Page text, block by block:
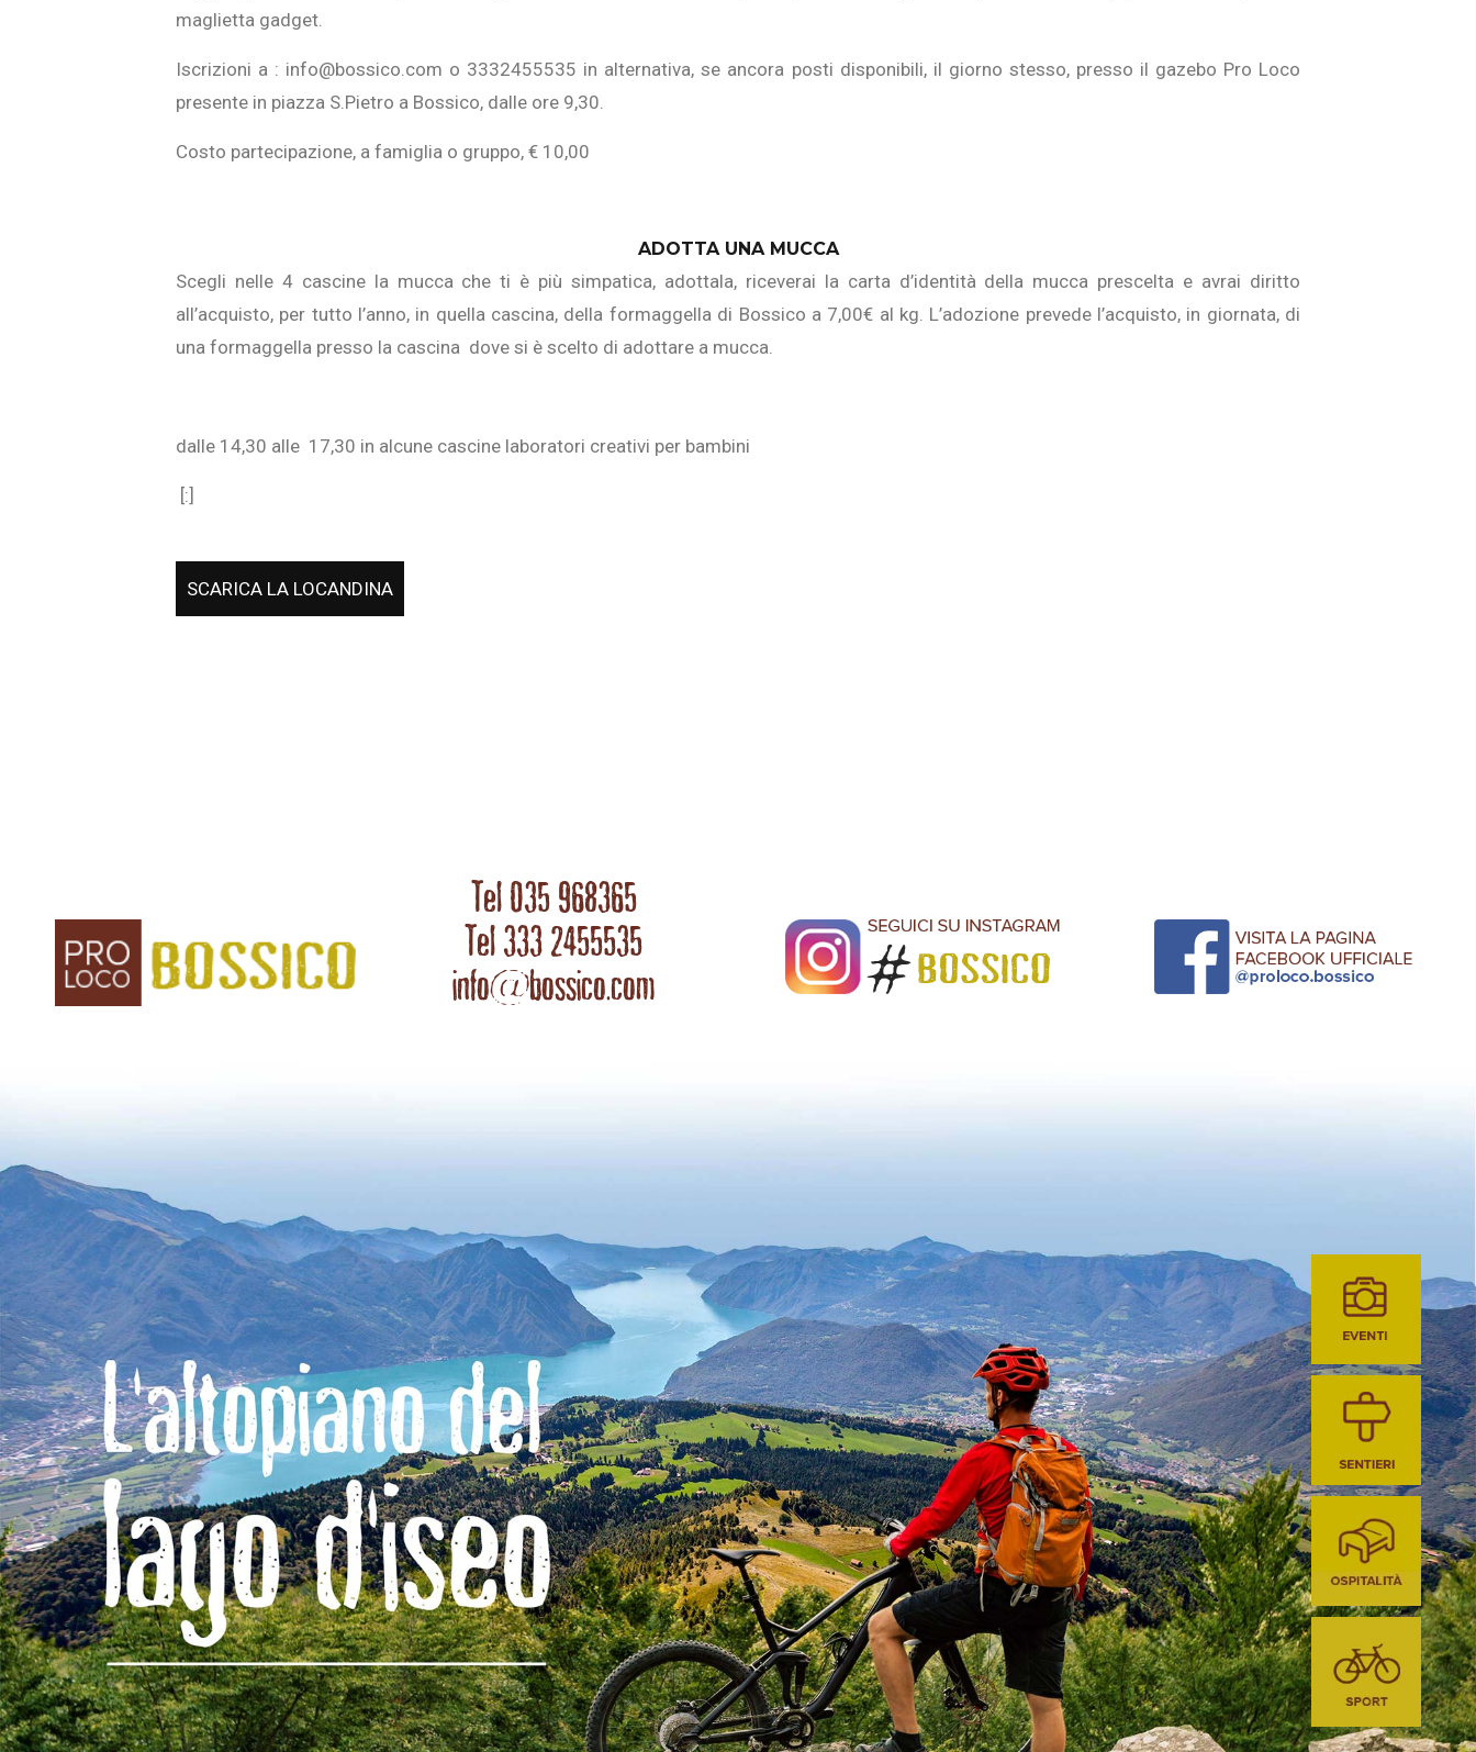
maglietta gadget.
Iscrizioni a : info@bossico.com o 3332455535 in alternativa, se ancora posti disponibili, il giorno stesso, presso il gazebo Pro Loco
presente in piazza S.Pietro a Bossico, dalle ore 9,30.
Costo partecipazione, a famiglia o gruppo, € 10,00
ADOTTA UNA MUCCA
Scegli nelle 4 cascine la mucca che ti è più simpatica, adottala, riceverai la carta d’identità della mucca prescelta e avrai diritto
all’acquisto, per tutto l’anno, in quella cascina, della formaggella di Bossico a 7,00€ al kg. L’adozione prevede l’acquisto, in giornata, di
una formaggella presso la cascina dove si è scelto di adottare a mucca.
dalle 14,30 alle 17,30 in alcune cascine laboratori creativi per bambini
[:]
SCARICA LA LOCANDINA
Tel 035 968365
Tel 333 2455535
info@bossico.com